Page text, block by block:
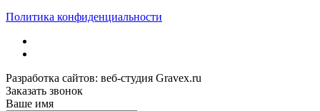
Политика конфиденциальности
Разработка сайтов: веб-студия Gravex.ru
Заказать звонок
Ваше имя